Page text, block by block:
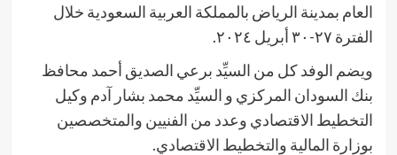
العام بمدينة الرياض بالمملكة العربية السعودية خلال
الفترة ٢٧-٣٠ أبريل ٢٠٢٤.
ويضم الوفد كل من السيِّد برعي الصديق أحمد محافظ
بنك السودان المركزي و السيِّد محمد بشار آدم وكيل
التخطيط الاقتصادي وعدد من الفنيين والمتخصصين
بوزارة المالية والتخطيط الاقتصادي.